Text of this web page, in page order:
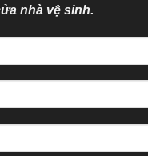
nhà vệ sinh.